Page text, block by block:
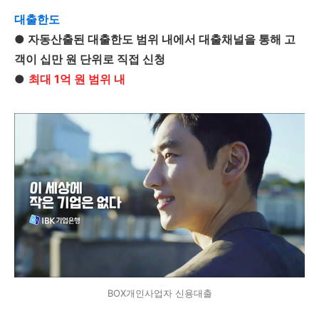
대출한도
● 자동산출된 대출한도 범위 내에서 대출채널을 통해 고
객이 십만 원 단위로 직접 신청
● 최대 1억 원 범위 내
BOX개인사업자 신용대출